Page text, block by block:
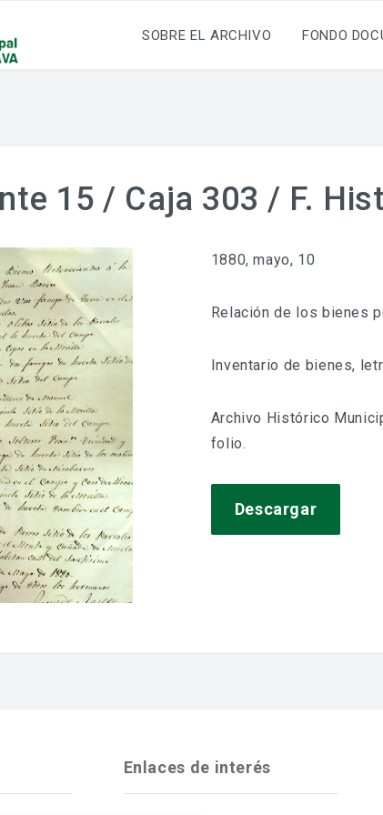
SOBRE EL ARCHIVO FONDO
15 / Caja 303 / F.
1880, mayo, 10
Relación de los bienes
Inventario de bienes,
Archivo Histórico
folio.
Descargar
Enlaces de interés